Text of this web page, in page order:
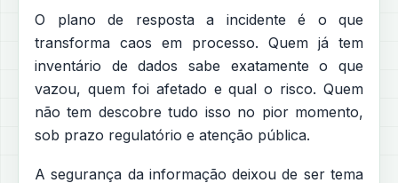
O plano de resposta a incidente é o que
transforma caos em processo. Quem já tem
inventário de dados sabe exatamente o que
vazou, quem foi afetado e qual o risco. Quem
não tem descobre tudo isso no pior momento,
sob prazo regulatório e atenção pública.
A segurança da informação deixou de ser tema